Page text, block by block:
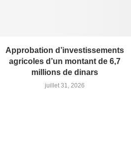
Approbation d’investissements
agricoles d’un montant de 6,7
millions de dinars
juillet 31, 2026